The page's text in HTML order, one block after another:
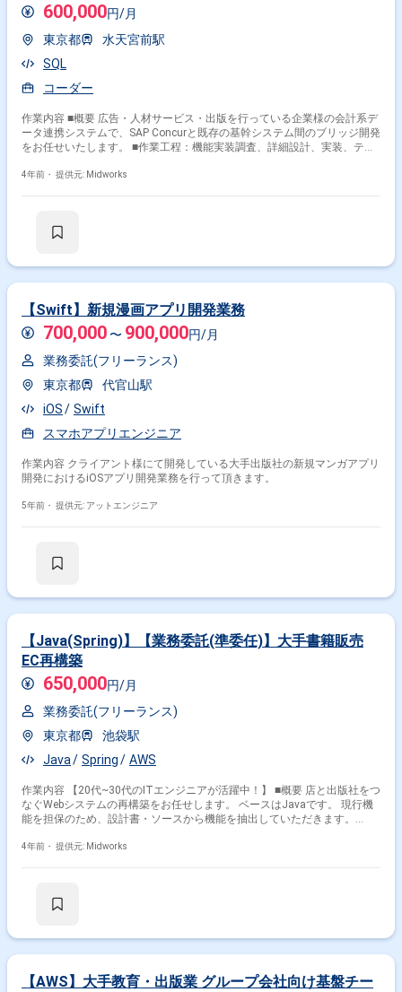
600,000円/月
東京都
水天宮前駅
SQL
コーダー
作業内容 ■概要 広告・人材サービス・出版を行っている企業様の会計系デ
ータ連携システムで、SAP Concurと既存の基幹システム間のブリッジ開発
をお任せいたします。 ■作業工程：機能実装調査、詳細設計、実装、テス
4年前・ 提供元: Midworks
【Swift】新規漫画アプリ開発業務
700,000 〜 900,000円/月
業務委託(フリーランス)
東京都
代官山駅
iOS
Swift
スマホアプリエンジニア
作業内容 クライアント様にて開発している大手出版社の新規マンガアプリ
開発におけるiOSアプリ開発業務を行って頂きます。
5年前・ 提供元: アットエンジニア
【Java(Spring)】【業務委託(準委任)】大手書籍販売
EC再構築
650,000円/月
業務委託(フリーランス)
東京都
池袋駅
Java
Spring AWS
作業内容 【20代~30代のITエンジニアが活躍中！】 ■概要 店と出版社をつ
なぐWebシステムの再構築をお任せします。 ベースはJavaです。 現行機
能を担保のため、設計書・ソースから機能を抽出していただきます。
計以降から増員の予定です。 仕入・営業・物流システムの上級SE、要件
4年前・ 提供元: Midworks
【AWS】大手教育・出版業 グループ会社向け基盤チー